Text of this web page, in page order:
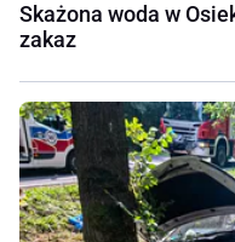
Skażona woda w
zakaz